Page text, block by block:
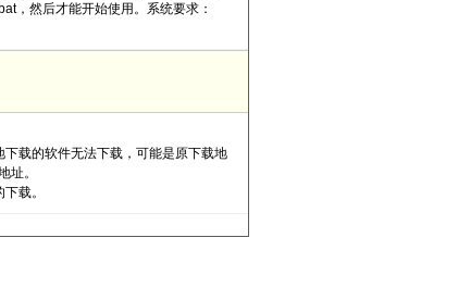
，然后才能开始使用。系统要求：
载的软件无法下载，可能是原下载地
址。
载。